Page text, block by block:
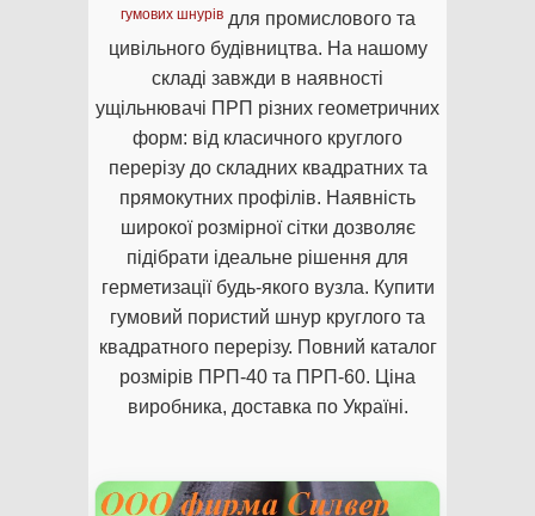
гумових шнурівдля промислового та
цивільного будівництва. На нашому
складі завжди в наявності
ущільнювачі ПРП різних геометричних
форм: від класичного круглого
перерізу до складних квадратних та
прямокутних профілів. Наявність
широкої розмірної сітки дозволяє
підібрати ідеальне рішення для
герметизації будь-якого вузла. Купити
гумовий пористий шнур круглого та
квадратного перерізу. Повний каталог
розмірів ПРП-40 та ПРП-60. Ціна
виробника, доставка по Україні.